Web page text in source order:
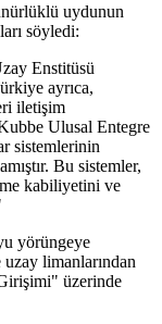
uydunun
söyledi:
Enstitüsü
ayrıca,
iletişim
Ulusal Entegre
sistemlerinin
Bu sistemler,
kabiliyetini ve
yörüngeye
limanlarından
üzerinde